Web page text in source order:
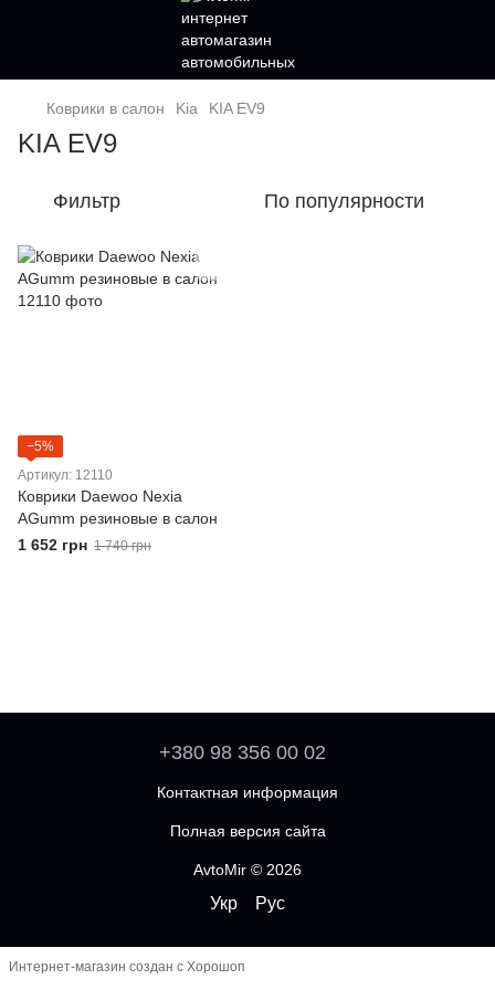
Коврики в салон Kia KIA EV9
KIA EV9
Фильтр По популярности
−5%
Артикул: 12110
Коврики Daewoo Nexia
AGumm резиновые в салон
1 652 грн 1 740 грн
+380 98 356 00 02
Контактная информация
Полная версия сайта
AvtoMir © 2026
Укр Рус
Интернет-магазин создан с Хорошоп